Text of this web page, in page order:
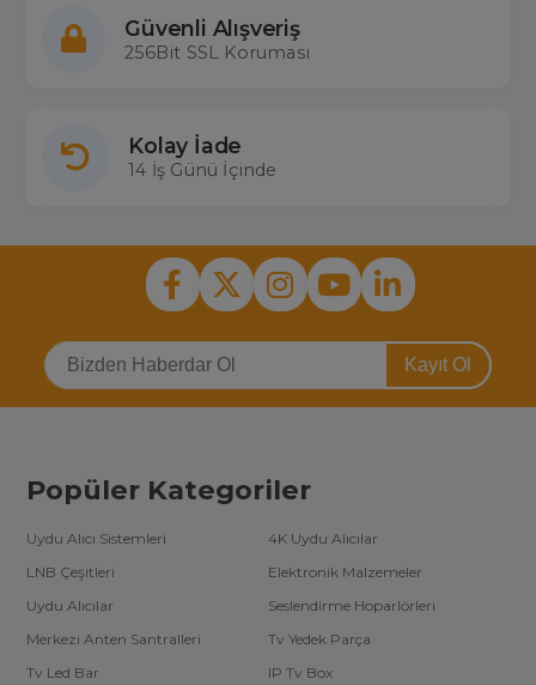
Güvenli Alışveriş
256Bit SSL Koruması
Kolay İade
14 İş Günü İçinde
Kayıt Ol
Popüler Kategoriler
Uydu Alıcı Sistemleri
4K Uydu Alıcılar
LNB Çeşitleri
Elektronik Malzemeler
Uydu Alıcılar
Seslendirme Hoparlörleri
Merkezi Anten Santralleri
Tv Yedek Parça
Tv Led Bar
IP Tv Box